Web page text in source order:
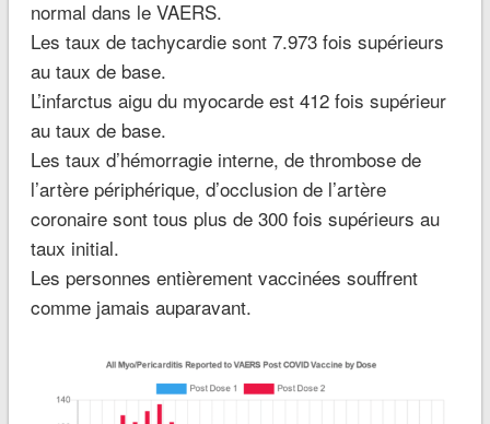
normal dans le VAERS.
Les taux de tachycardie sont 7.973 fois supérieurs
au taux de base.
L’infarctus aigu du myocarde est 412 fois supérieur
au taux de base.
Les taux d’hémorragie interne, de thrombose de
l’artère périphérique, d’occlusion de l’artère
coronaire sont tous plus de 300 fois supérieurs au
taux initial.
Les personnes entièrement vaccinées souffrent
comme jamais auparavant.